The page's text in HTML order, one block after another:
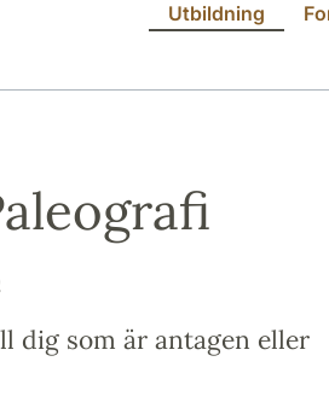
Utbildning
dig som är antagen eller